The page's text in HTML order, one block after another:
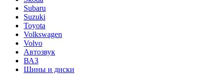
Subaru
Suzuki
Toyota
Volkswagen
Volvo
Автозвук
ВАЗ
Шины и диски